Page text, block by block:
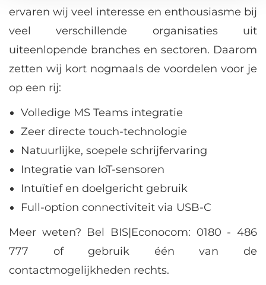
ervaren wij veel interesse en enthousiasme bij
veel verschillende organisaties uit
uiteenlopende branches en sectoren. Daarom
zetten wij kort nogmaals de voordelen voor je
op een rij:
Volledige MS Teams integratie
Zeer directe touch-technologie
Natuurlijke, soepele schrijfervaring
Integratie van IoT-sensoren
Intuïtief en doelgericht gebruik
Full-option connectiviteit via USB-C
Meer weten? Bel BIS|Econocom: 0180 - 486
777 of gebruik één van de
contactmogelijkheden rechts.